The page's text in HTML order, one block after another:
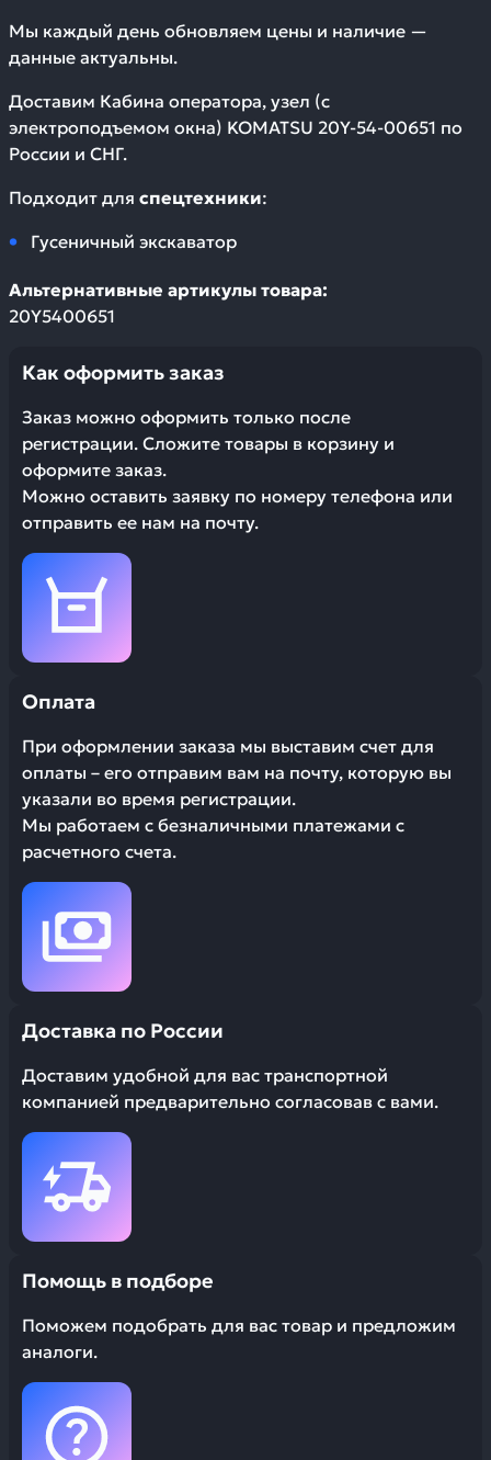
Мы каждый день обновляем цены и наличие —
данные актуальны.
Доставим Кабина оператора, узел (с
электроподъемом окна) KOMATSU 20Y-54-00651 по
России и СНГ.
Подходит для спецтехники:
Гусеничный экскаватор
Альтернативные артикулы товара:
20Y5400651
Как оформить заказ
Заказ можно оформить только после
регистрации. Сложите товары в корзину и
оформите заказ.
Можно оставить заявку по номеру телефона или
отправить ее нам на почту.
Оплата
При оформлении заказа мы выставим счет для
оплаты – его отправим вам на почту, которую вы
указали во время регистрации.
Мы работаем с безналичными платежами с
расчетного счета.
Доставка по России
Доставим удобной для вас транспортной
компанией предварительно согласовав с вами.
Помощь в подборе
Поможем подобрать для вас товар и предложим
аналоги.